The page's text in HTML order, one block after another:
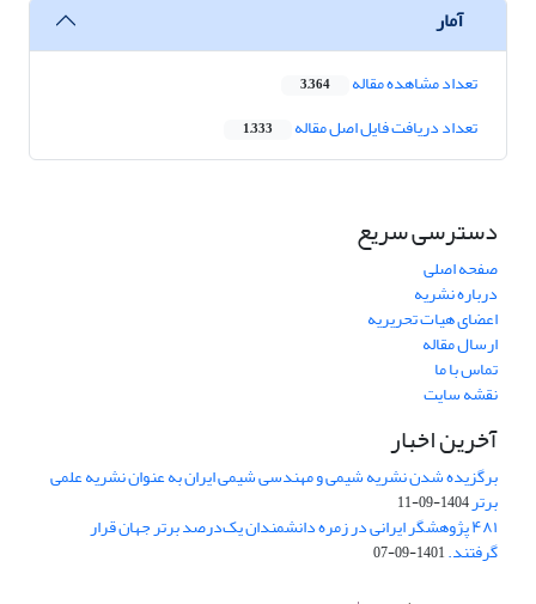
آمار
تعداد مشاهده مقاله 3,364
تعداد دریافت فایل اصل مقاله 1,333
دسترسی سریع
صفحه اصلی
درباره نشریه
اعضای هیات تحریریه
ارسال مقاله
تماس با ما
نقشه سایت
آخرین اخبار
برگزیده شدن نشریه شیمی و مهندسی شیمی ایران به عنوان نشریه علمی
برتر1404-09-11
۴۸۱ پژوهشگر ایرانی در زمره دانشمندان یک‌درصد برتر جهان قرار
گرفتند.1401-09-07